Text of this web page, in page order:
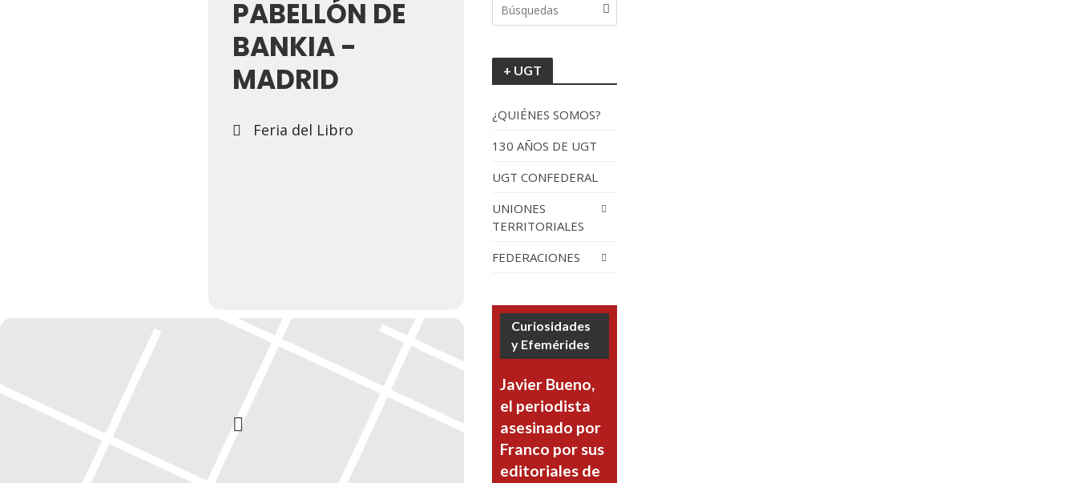
PABELLÓN DE
BANKIA -
MADRID
Feria del Libro
+ UGT
¿QUIÉNES SOMOS?
130 AÑOS DE UGT
UGT CONFEDERAL
UNIONES
TERRITORIALES
FEDERACIONES
Curiosidades
y Efemérides
Javier Bueno,
el periodista
asesinado por
Franco por sus
editoriales de